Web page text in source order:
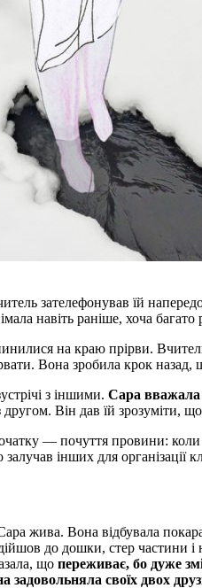
зателефонував їй
навіть раніше, хоча багато
на краю прірви.
Вона зробила крок назад,
з іншими. Сара
Він дав їй зрозуміти,
— почуття провини:
інших для організації
жива. Вона відбувала
до дошки, стер
що переживає, бо дуже
задовольняла своїх двох